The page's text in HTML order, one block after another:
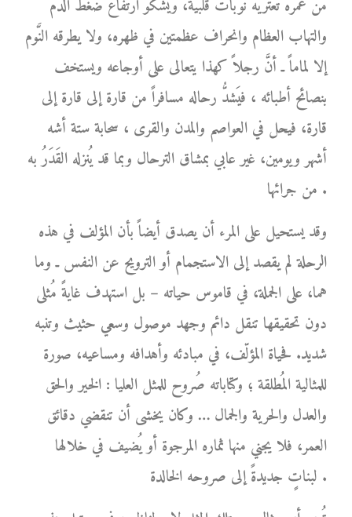
من عمره تعتريه نوبات قلبية، ويشكو ارتفاع ضغط الدم
والتهاب العظام وانحراف عظمتين في ظهره، ولا يطرقه النَّوم
إلا لماماً ـ أنَّ رجلاً كهذا يتعالى على أوجاعه ويستخف
بنصائح أطبائه ، فيَشدُّ رحاله مسافراً من قارة إلى قارة إلى
قارة، فيحل في العواصم والمدن والقرى ، سحابة ستة أشه
أشهر ويومين، غير عابي بمشاق الترحال وبما قد يُنزله القَدَرُ به
من جرائها .
وقد يستحيل على المرء أن يصدق أيضاً بأن المؤلف في هذه
الرحلة لم يقصد إلى الاستجمام أو الترويح عن النفس ـ وما
هما، على الجملة، في قاموس حياته – بل استهدف غايةً مُثلى
دون تحقيقها تنقل دائم وجهد موصول وسعي حثيث وتنبه
شديد. فحياة المؤلّف، في مبادئه وأهدافه ومساعيه، صورة
للمثالية المُطلقة ؛ وكتاباته صُروح للمثل العليا : الخير والحق
والعدل والحرية والجمال … وكان يخشى أن تنقضي دقائق
العمر، فلا يجني منها ثماره المرجوة أو يُضيف في خلالها
لبناتٍ جديدةً إلى صروحه الخالدة .